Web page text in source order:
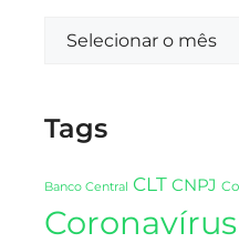
Tags
Banco Central CLT CNPJ
Coronavírus